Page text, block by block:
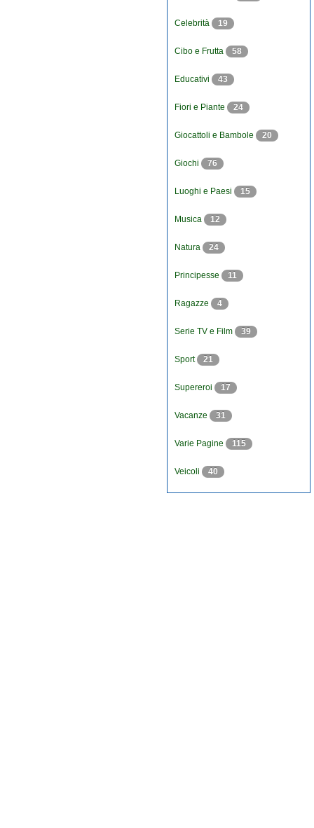
Celebrità 19
Cibo e Frutta 58
Educativi 43
Fiori e Piante 24
Giocattoli e Bambole 20
Giochi 76
Luoghi e Paesi 15
Musica 12
Natura 24
Principesse 11
Ragazze 4
Serie TV e Film 39
Sport 21
Supereroi 17
Vacanze 31
Varie Pagine 115
Veicoli 40